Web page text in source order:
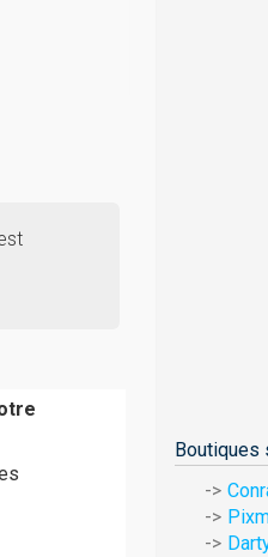
Boutiques